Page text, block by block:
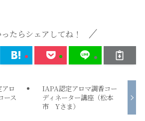
たらシェアしてね！
ロ
ース
IAPA認定アロマ調香コー
ディネーター講座（松本
市 Yさま）